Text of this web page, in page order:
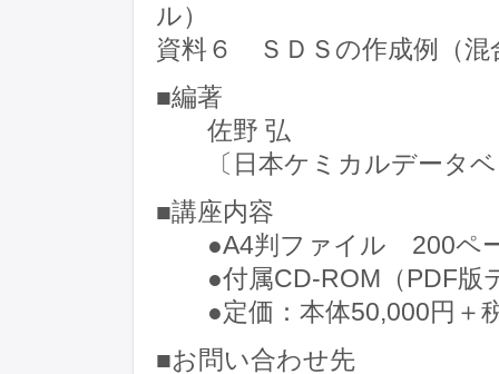
ル）
資料６ ＳＤＳの作成例（混
■編著
佐野 弘
〔日本ケミカルデータベ
■講座内容
●A4判ファイル 200ペ
●付属CD-ROM（PDF版
●定価：本体50,000円＋
■お問い合わせ先